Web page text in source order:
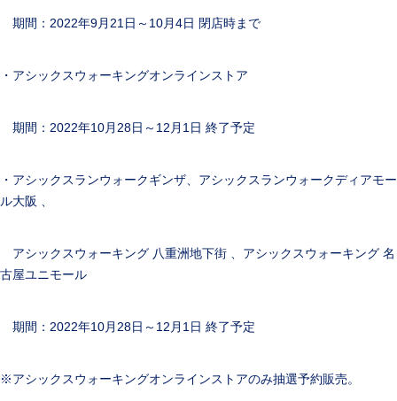
期間：2022年9月21日～10月4日 閉店時まで
・アシックスウォーキングオンラインストア
期間：2022年10月28日～12月1日 終了予定
・アシックスランウォークギンザ、アシックスランウォークディアモー
ル大阪 、
アシックスウォーキング 八重洲地下街 、アシックスウォーキング 名
古屋ユニモール
期間：2022年10月28日～12月1日 終了予定
※アシックスウォーキングオンラインストアのみ抽選予約販売。